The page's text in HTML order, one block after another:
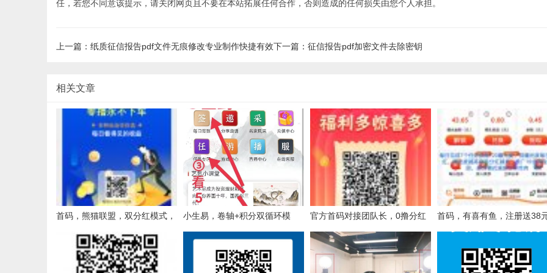
任，若您不同意该提示，请关闭网页且不要在本站拓展任何合作，否则造成的任何损失由您个人承担。
上一篇：纸质征信报告pdf文件无痕修改专业制作快捷有效下一篇：征信报告pdf加密文件去除密钥
相关文章
首码，熊猫联盟，双分红模式，
日入百元，全程零投资
小生易，卷轴+积分双循环模
官方首码对接团队长，0撸分红
首码，有喜有鱼，注册送38
全程零投资